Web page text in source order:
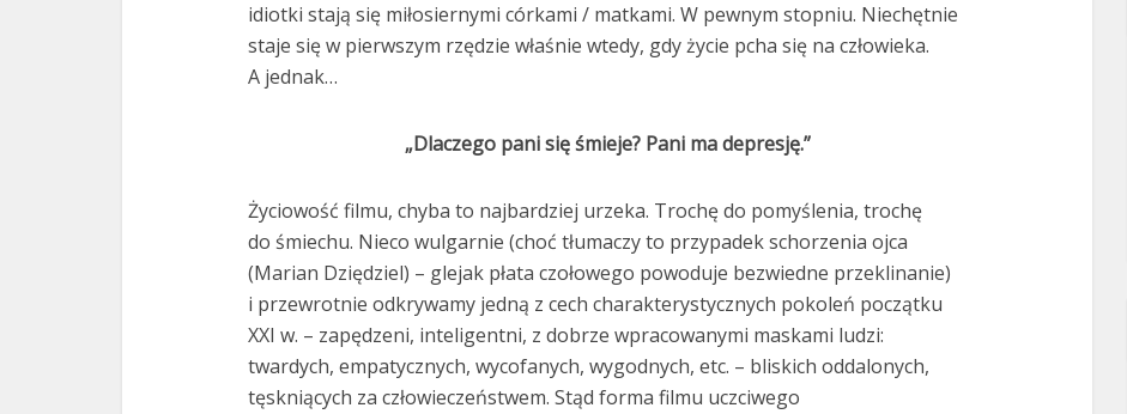
idiotki stają się miłosiernymi córkami / matkami. W pewnym stopniu. Niechętnie
staje się w pierwszym rzędzie właśnie wtedy, gdy życie pcha się na człowieka.
A jednak…
„Dlaczego pani się śmieje? Pani ma depresję.”
Życiowość filmu, chyba to najbardziej urzeka. Trochę do pomyślenia, trochę
do śmiechu. Nieco wulgarnie (choć tłumaczy to przypadek schorzenia ojca
(Marian Dziędziel) – glejak płata czołowego powoduje bezwiedne przeklinanie)
i przewrotnie odkrywamy jedną z cech charakterystycznych pokoleń początku
XXI w. – zapędzeni, inteligentni, z dobrze wpracowanymi maskami ludzi:
twardych, empatycznych, wycofanych, wygodnych, etc. – bliskich oddalonych,
tęskniących za człowieczeństwem. Stąd forma filmu uczciwego